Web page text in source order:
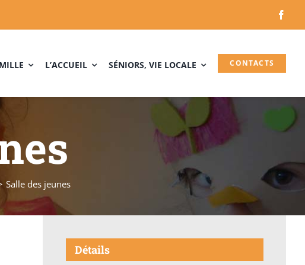
L’ACCUEIL SÉNIORS, VIE LOCALE CONTACTS
Salle des jeunes
Détails